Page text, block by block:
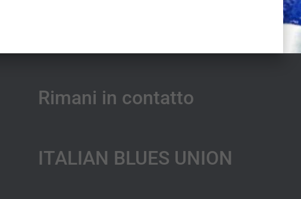
Rimani in contatto
ITALIAN BLUES UNION